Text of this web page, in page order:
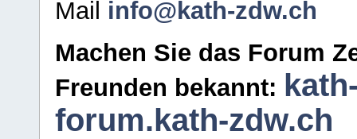
Mail info@kath-zdw.ch
Machen Sie das Forum
Freunden bekannt:
forum.kath-zdw.ch